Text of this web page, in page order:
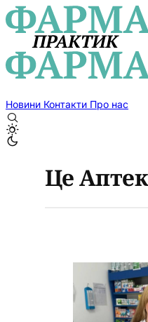
Новини Контакти Про нас
Це